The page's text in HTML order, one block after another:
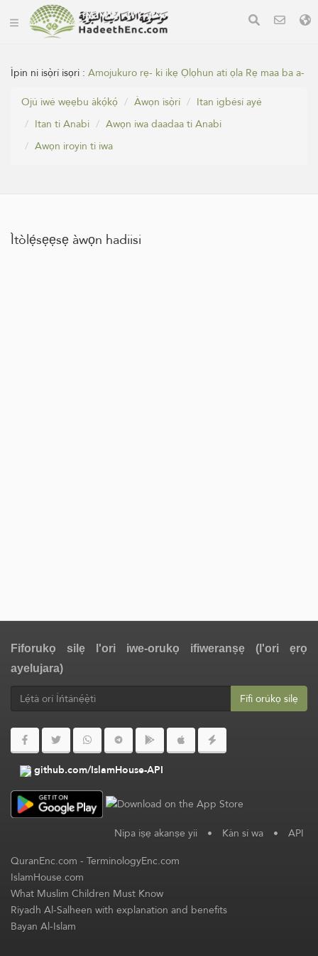
Ìpin ni isọ̀rí isọri :Amojukuro rẹ- ki ikẹ Ọlọhun ati ọla Rẹ maa ba a-
Ojú ìwé wẹẹbu àkọ́kọ́
Àwọn ìsọ̀rí
Itan ìgbésí ayé
Itan ti Anabi
Awọn iwa daadaa ti Anabi
‏Awọn iroyin ti iwa
Ìtòlẹ́sẹẹsẹ àwọn hadiisi
Fiforukọ silẹ l'ori iwe-orukọ ifiweranṣẹ (l'ori ẹrọ
ayelujara)
Fífi orúkọ silẹ
github.com/IslamHouse-API
Nipa iṣẹ akanṣe yii • Kàn sí wa • API
QuranEnc.com-TerminologyEnc.com
IslamHouse.com
What Muslim Children Must Know
Riyadh Al-Salheen with explanation and benefits
Bayan Al-Islam